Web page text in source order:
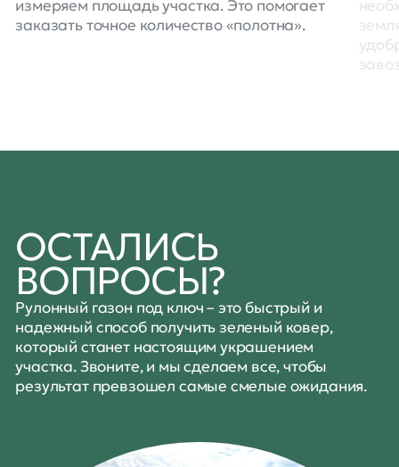
измеряем площадь участка. Это помогает
заказать точное количество «полотна».
ОСТАЛИСЬ
ВОПРОСЫ?
Рулонный газон под ключ – это быстрый и
надежный способ получить зеленый ковер,
который станет настоящим украшением
участка. Звоните, и мы сделаем все, чтобы
результат превзошел самые смелые ожидания.